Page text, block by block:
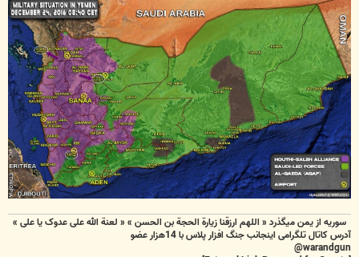
سوریه از یمن میگذرد « اللهم ارزقنا زيارة الحجة بن الحسن » « لعنة الله علی عدوک یا علی »
آدرس کاتال تلگرامی اینجانب جنگ افزار پلاس با 14هزار عضو
warandgun@